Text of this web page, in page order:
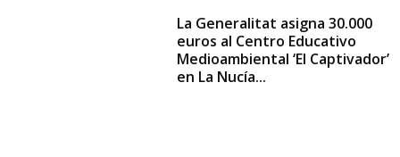
La Generalitat asigna 30.000
euros al Centro Educativo
Medioambiental ‘El Captivador’
en La Nucía...